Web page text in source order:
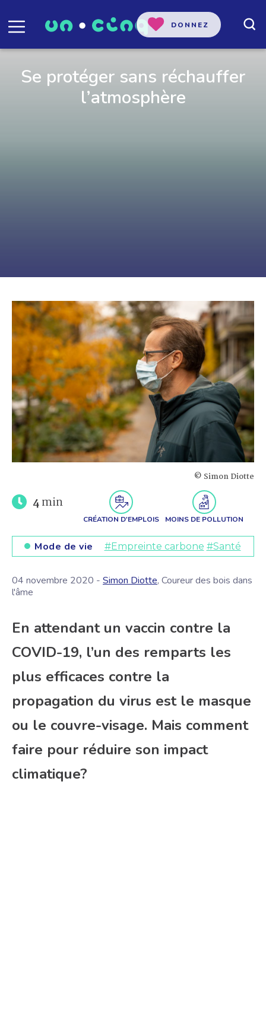
DONNEZ
Se protéger sans réchauffer
l’atmosphère
© Simon Diotte
4min
CRÉATION D'EMPLOIS MOINS DE POLLUTION
Mode de vie #Empreinte carbone #Santé
04 novembre 2020 - Simon Diotte, Coureur des bois dans
l'âme
En attendant un vaccin contre la
COVID-19, l’un des remparts les
plus efficaces contre la
propagation du virus est le masque
ou le couvre-visage. Mais comment
faire pour réduire son impact
climatique?